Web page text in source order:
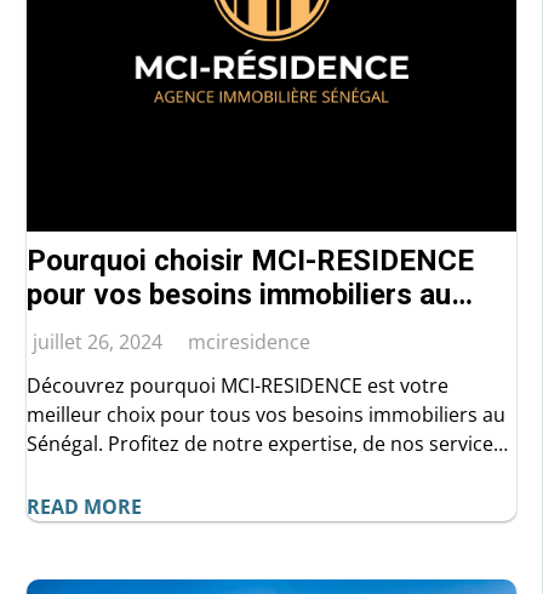
Pourquoi choisir MCI-RESIDENCE
pour vos besoins immobiliers au
Sénégal ?
juillet 26, 2024
mciresidence
Découvrez pourquoi MCI-RESIDENCE est votre
meilleur choix pour tous vos besoins immobiliers au
Sénégal. Profitez de notre expertise, de nos services
expérience immobilière sans stress et réussie.
READ MORE